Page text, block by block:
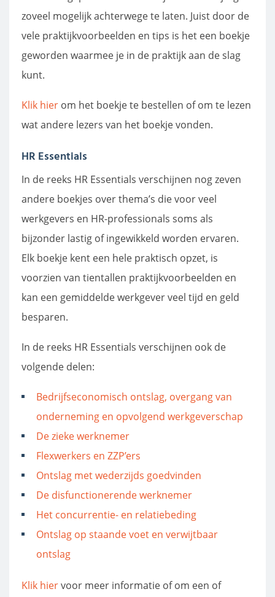
zoveel mogelijk achterwege te laten. Juist door de
vele praktijkvoorbeelden en tips is het een boekje
geworden waarmee je in de praktijk aan de slag
kunt.
Klik hier om het boekje te bestellen of om te lezen
wat andere lezers van het boekje vonden.
HR Essentials
In de reeks HR Essentials verschijnen nog zeven
andere boekjes over thema’s die voor veel
werkgevers en HR-professionals soms als
bijzonder lastig of ingewikkeld worden ervaren.
Elk boekje kent een hele praktisch opzet, is
voorzien van tientallen praktijkvoorbeelden en
kan een gemiddelde werkgever veel tijd en geld
besparen.
In de reeks HR Essentials verschijnen ook de
volgende delen:
Bedrijfseconomisch ontslag, overgang van
onderneming en opvolgend werkgeverschap
De zieke werknemer
Flexwerkers en ZZP’ers
Ontslag met wederzijds goedvinden
De disfunctionerende werknemer
Het concurrentie- en relatiebeding
Ontslag op staande voet en verwijtbaar
ontslag
Klik hiervoor meer informatie of om een of